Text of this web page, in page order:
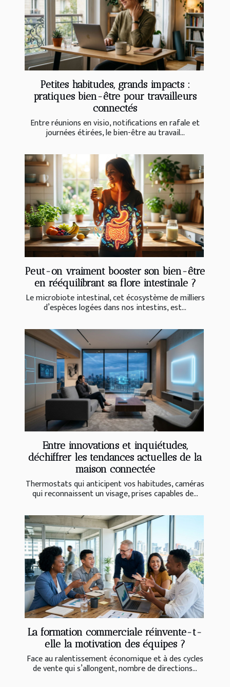
Petites habitudes, grands impacts :
pratiques bien-être pour travailleurs
connectés
Entre réunions en visio, notifications en rafale et
journées étirées, le bien-être au travail...
Peut-on vraiment booster son bien-être
en rééquilibrant sa flore intestinale ?
Le microbiote intestinal, cet écosystème de milliers
d’espèces logées dans nos intestins, est...
Entre innovations et inquiétudes,
déchiffrer les tendances actuelles de la
maison connectée
Thermostats qui anticipent vos habitudes, caméras
qui reconnaissent un visage, prises capables de...
La formation commerciale réinvente-t-
elle la motivation des équipes ?
Face au ralentissement économique et à des cycles
de vente qui s’allongent, nombre de directions...